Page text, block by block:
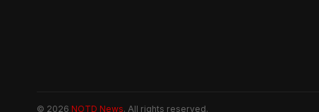
© 2026 NOTD News. All rights reserved.